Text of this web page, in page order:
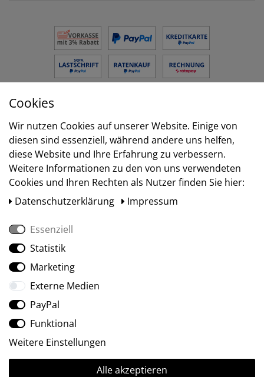
Versand
Social Media
Ⓒ2009-2026 ARTland GmbH • Alle Rechte vorbehalten.
Cookies
Wir nutzen Cookies auf unserer Website. Einige von
diesen sind essenziell, während andere uns helfen,
diese Website und Ihre Erfahrung zu verbessern.
Weitere Informationen zu den von uns verwendeten
Cookies und Ihren Rechten als Nutzer finden Sie hier:
Daten­schutz­erklärung
Impressum
Essenziell
Statistik
Marketing
Externe Medien
PayPal
Funktional
Weitere Einstellungen
Alle akzeptieren